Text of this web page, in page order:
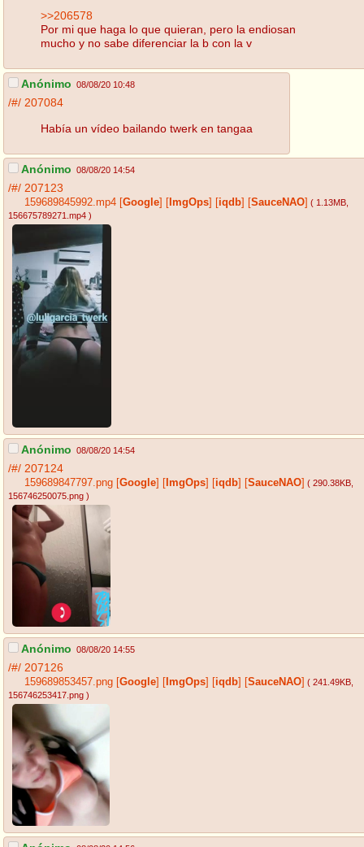
>>206578
Por mi que haga lo que quieran, pero la endiosan
mucho y no sabe diferenciar la b con la v
Anónimo 08/08/20 10:48
/#/ 207084
Había un vídeo bailando twerk en tangaa
Anónimo 08/08/20 14:54
/#/ 207123
159689845992.mp4 [Google] [ ImgOps] [iqdb] [SauceNAO] ( 1.13MB
156675789271.mp4 )
Anónimo 08/08/20 14:54
/#/ 207124
159689847797.png [Google] [ ImgOps] [iqdb] [SauceNAO] ( 290.38KB
156746250075.png )
Anónimo 08/08/20 14:55
/#/ 207126
159689853457.png [Google] [ ImgOps] [iqdb] [SauceNAO] ( 241.49KB
156746253417.png )